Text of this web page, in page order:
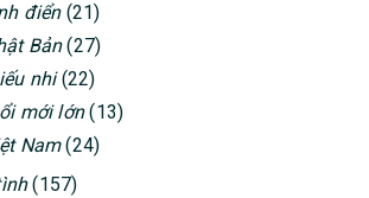
điển(21)
Bản(27)
nhi(22)
mới lớn(13)
Nam(24)
(157)